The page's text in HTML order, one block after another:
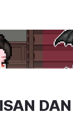
DAN